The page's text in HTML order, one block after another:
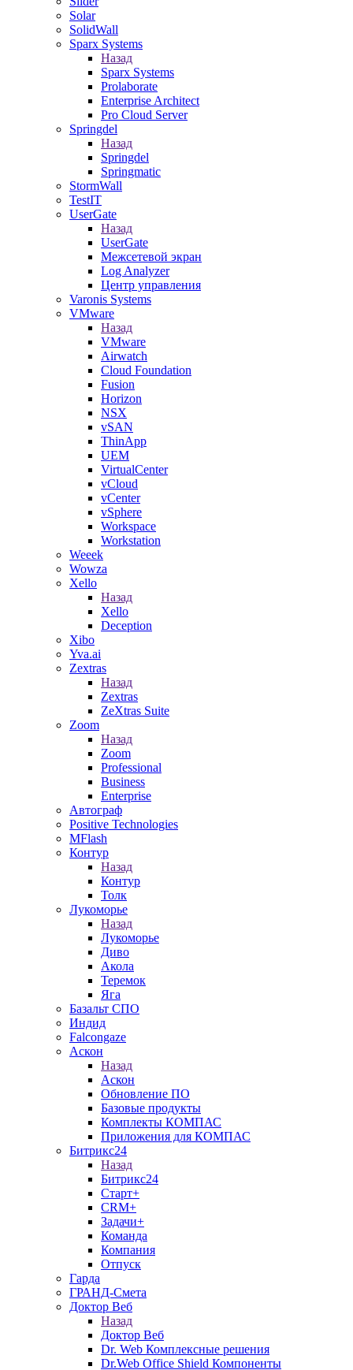
Solar
SolidWall
Sparx Systems
Назад
Sparx Systems
Prolaborate
Enterprise Architect
Pro Cloud Server
Springdel
Назад
Springdel
Springmatic
StormWall
TestIT
UserGate
Назад
UserGate
Межсетевой экран
Log Analyzer
Центр управления
Varonis Systems
VMware
Назад
VMware
Airwatch
Cloud Foundation
Fusion
Horizon
NSX
vSAN
ThinApp
UEM
VirtualCenter
vCloud
vCenter
vSphere
Workspace
Workstation
Weeek
Wowza
Xello
Назад
Xello
Deception
Xibo
Yva.ai
Zextras
Назад
Zextras
ZeXtras Suite
Zoom
Назад
Zoom
Professional
Business
Enterprise
Автограф
Positive Technologies
MFlash
Контур
Назад
Контур
Толк
Лукоморье
Назад
Лукоморье
Диво
Акола
Теремок
Яга
Базальт СПО
Индид
Falcongaze
Аскон
Назад
Аскон
Обновление ПО
Базовые продукты
Комплекты КОМПАС
Приложения для КОМПАС
Битрикс24
Назад
Битрикс24
Старт+
CRM+
Задачи+
Команда
Компания
Отпуск
Гарда
ГРАНД-Смета
Доктор Веб
Назад
Доктор Веб
Dr. Web Комплексные решения
Dr.Web Office Shield Компоненты